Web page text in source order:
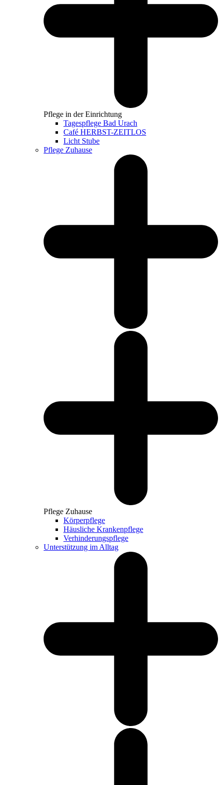
Pflege in der Einrichtung
Tagespflege Bad Urach
Café HERBST-ZEITLOS
Licht Stube
Pflege Zuhause
Pflege Zuhause
Körperpflege
Häusliche Krankenpflege
Verhinderungspflege
Unterstützung im Alltag